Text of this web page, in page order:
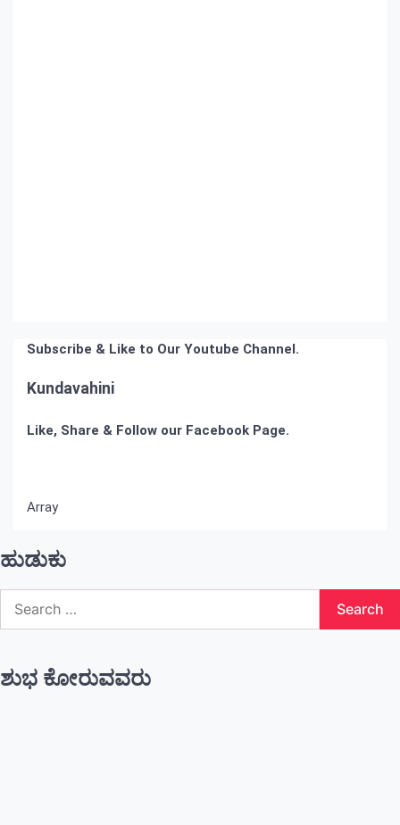
Subscribe & Like to Our Youtube Channel.
Kundavahini
Like, Share & Follow our Facebook Page.
Array
ಹುಡುಕು
for:
ಶುಭ ಕೋರುವವರು